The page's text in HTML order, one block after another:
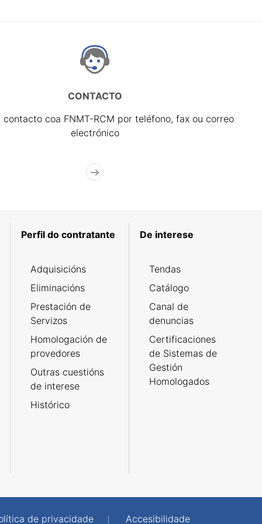
CONTACTO
contacto coa FNMT-RCM por teléfono, fax ou correo
electrónico
Perfil do contratante
Adquisicións
Eliminacións
Prestación de
Servizos
Homologación de
provedores
Outras cuestións
de interese
Histórico
De interese
Tendas
Catálogo
Canal de
denuncias
Certificaciones
de Sistemas de
Gestión
Homologados
de privacidade Accesibilidade